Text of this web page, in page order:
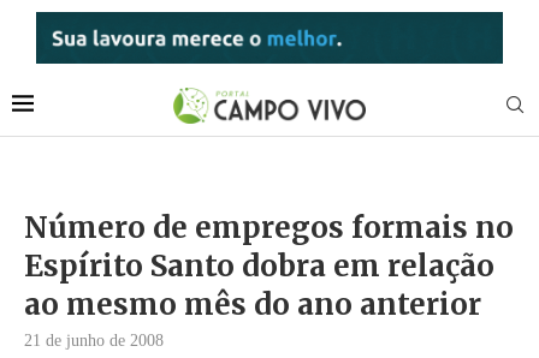
Número de empregos formais no
Espírito Santo dobra em relação
ao mesmo mês do ano anterior
21 de junho de 2008